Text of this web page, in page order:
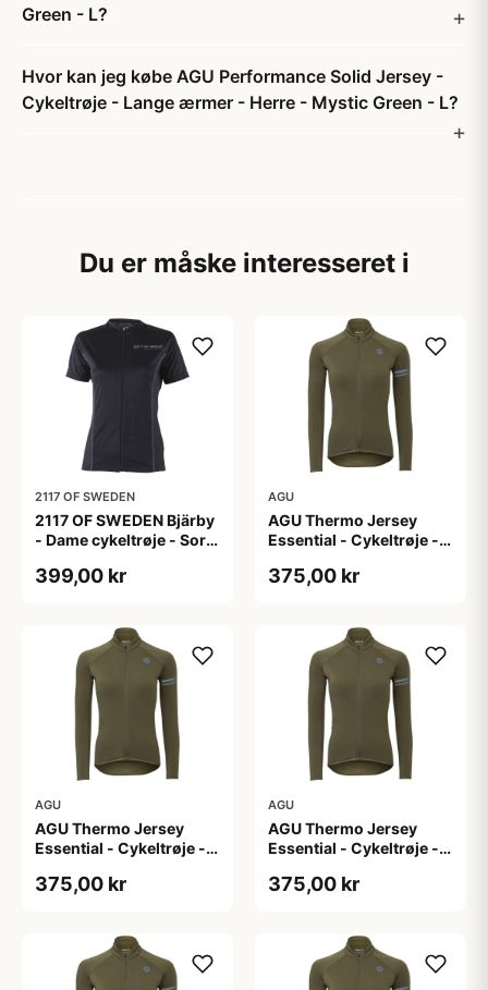
Green - L?
Hvor kan jeg købe AGU Performance Solid Jersey -
Cykeltrøje - Lange ærmer - Herre - Mystic Green - L?
Du er måske interesseret i
2117 OF SWEDEN
2117 OF SWEDEN Bjärby
- Dame cykeltrøje - Sort
399,00 kr
AGU
AGU Thermo Jersey
Essential - Cykeltrøje -
L
375,00 kr
AGU
AGU Thermo Jersey
Essential - Cykeltrøje -
M
375,00 kr
AGU
AGU Thermo Jersey
Essential - Cykeltrøje -
S
375,00 kr